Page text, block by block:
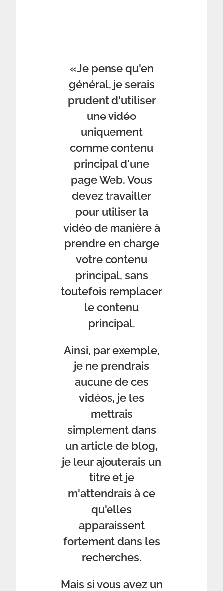
«Je pense qu'en
général, je serais
prudent d'utiliser
une vidéo
uniquement
comme contenu
principal d'une
page Web. Vous
devez travailler
pour utiliser la
vidéo de manière à
prendre en charge
votre contenu
principal, sans
toutefois remplacer
le contenu
principal.
Ainsi, par exemple,
je ne prendrais
aucune de ces
vidéos, je les
mettrais
simplement dans
un article de blog,
je leur ajouterais un
titre et je
m'attendrais à ce
qu'elles
apparaissent
fortement dans les
recherches.
Mais si vous avez un